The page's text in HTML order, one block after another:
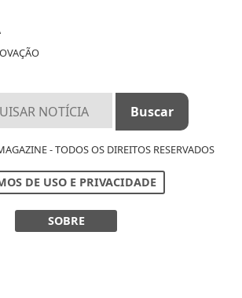
- TODOS OS DIREITOS RESERVADOS
DE USO E PRIVACIDADE
SOBRE